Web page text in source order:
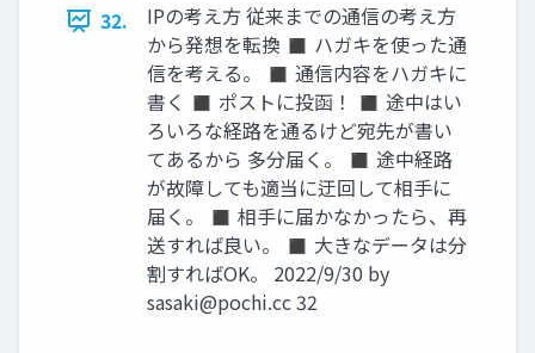
32.
IPの考え方 従来までの通信の考え方
から発想を転換 ◼ ハガキを使った通
信を考える。 ◼ 通信内容をハガキに
書く ◼ ポストに投函！ ◼ 途中はい
ろいろな経路を通るけど宛先が書い
てあるから 多分届く。 ◼ 途中経路
が故障しても適当に迂回して相手に
届く。 ◼ 相手に届かなかったら、再
送すれば良い。 ◼ 大きなデータは分
割すればOK。 2022/9/30 by
sasaki@pochi.cc32